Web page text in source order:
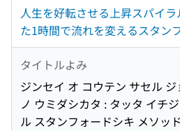
人生を好転させる上昇スパイ
た1時間で流れを変えるスタン
タイトルよみ
ジンセイ オ コウテン サセル
ノ ウミダシカタ : タッタ イチ
ル スタンフォードシキ メソッド